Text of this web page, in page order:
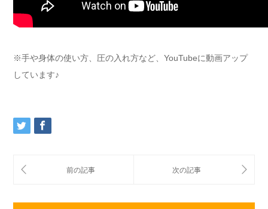
※手や身体の使い方、圧の入れ方など、YouTubeに動画アップ
しています♪